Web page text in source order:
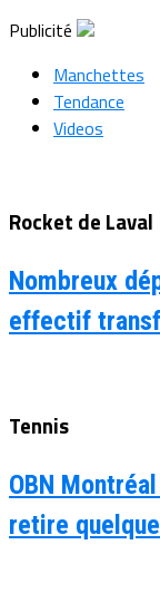
Publicité
Manchettes
Tendance
Videos
Rocket de Laval
Nombreux
effectif
Tennis
OBN
retire